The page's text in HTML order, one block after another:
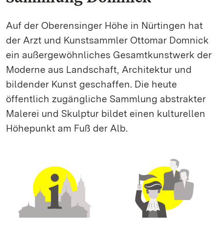
Auf der Oberensinger Höhe in Nürtingen hat
der Arzt und Kunstsammler Ottomar Domnick
ein außergewöhnliches Gesamtkunstwerk der
Moderne aus Landschaft, Architektur und
bildender Kunst geschaffen. Die heute
öffentlich zugängliche Sammlung abstrakter
Malerei und Skulptur bildet einen kulturellen
Höhepunkt am Fuß der Alb.